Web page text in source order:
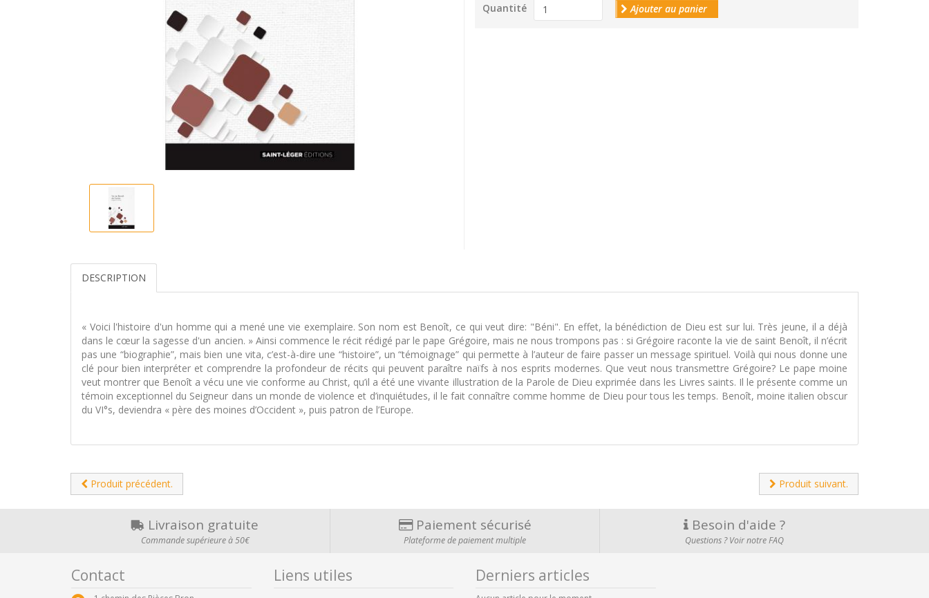
Quantité Ajouter au panier
DESCRIPTION
« Voici l'histoire d'un homme qui a mené une vie exemplaire. Son nom est Benoît, ce qui veut dire: "Béni". En effet, la bénédiction de Dieu est sur lui. Très jeune, il a déjà
dans le cœur la sagesse d'un ancien. » Ainsi commence le récit rédigé par le pape Grégoire, mais ne nous trompons pas : si Grégoire raconte la vie de saint Benoît, il n’écrit
pas une “biographie”, mais bien une vita, c’est-à-dire une “histoire”, un “témoignage” qui permette à l’auteur de faire passer un message spirituel. Voilà qui nous donne une
clé pour bien interpréter et comprendre la profondeur de récits qui peuvent paraître naïfs à nos esprits modernes. Que veut nous transmettre Grégoire? Le pape moine
veut montrer que Benoît a vécu une vie conforme au Christ, qu’il a été une vivante illustration de la Parole de Dieu exprimée dans les Livres saints. Il le présente comme un
témoin exceptionnel du Seigneur dans un monde de violence et d’inquiétudes, il le fait connaître comme homme de Dieu pour tous les temps. Benoît, moine italien obscur
du VI°s, deviendra « père des moines d’Occident », puis patron de l’Europe.
Produit précédent. Produit suivant.
Livraison gratuite
Commande supérieure à 50€
Paiement sécurisé
Plateforme de paiement multiple
Besoin d'aide ?
Questions ? Voir notre FAQ
Contact Liens utiles Derniers articles